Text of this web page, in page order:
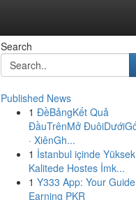
Search
Published News
1 ĐềBảngKết Quả
ĐầuTrênMở
· XiênGh...
1 İstanbul içinde Yüksek
Kalitede Hostes İmk...
1 Y333 App: Your
Earning PKR